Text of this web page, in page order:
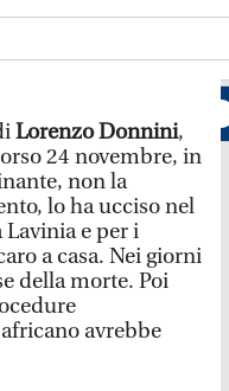
Lorenzo Donnini,
24 novembre, in
non la
lo ha ucciso nel
e per i
a casa. Nei giorni
della morte. Poi
avrebbe